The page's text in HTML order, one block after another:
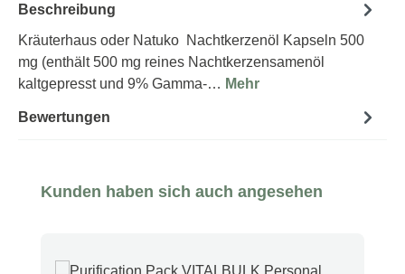
Beschreibung
Kräuterhaus oder Natuko Nachtkerzenöl Kapseln 500
mg (enthält 500 mg reines Nachtkerzensamenöl
kaltgepresst und 9% Gamma-… Mehr
Bewertungen
Produktgalerie überspringen
Kunden haben sich auch angesehen